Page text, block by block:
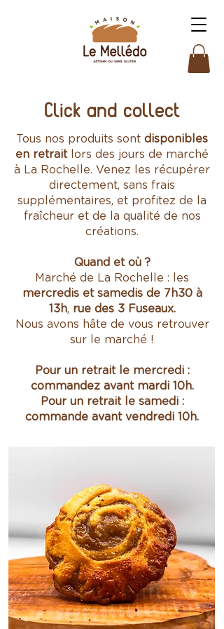
Click and collect
Tous nos produits sont disponibles
en retraitlors des jours de marché
à La Rochelle. Venez les récupérer
directement, sans frais
supplémentaires, et profitez de la
fraîcheur et de la qualité de nos
créations.
Quand et où ?
Marché de La Rochelle : les
mercredis et samedis de 7h30 à
13h, rue des 3 Fuseaux.
Nous avons hâte de vous retrouver
sur le marché !
Pour un retrait le mercredi :
commandez avant mardi 10h.
Pour un retrait le samedi :
commande avant vendredi 10h.